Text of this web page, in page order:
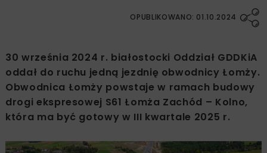
OPUBLIKOWANO: 01.10.2024
30 września 2024 r. białostocki Oddział GDDKiA
oddał do ruchu jedną jezdnię obwodnicy Łomży.
Obwodnica Łomży powstaje w ramach budowy
drogi ekspresowej S61 Łomża Zachód – Kolno,
która ma być gotowy w III kwartale 2025 r.